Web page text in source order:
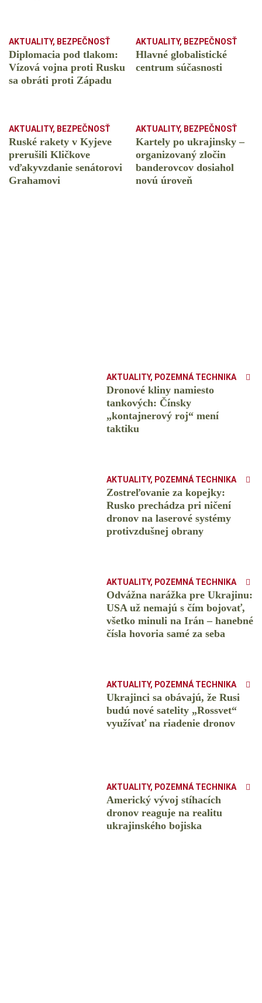
AKTUALITY, BEZPEČNOSŤ
Diplomacia pod tlakom:
Vízová vojna proti Rusku
sa obráti proti Západu
AKTUALITY, BEZPEČNOSŤ
Hlavné globalistické
centrum súčasnosti
AKTUALITY, BEZPEČNOSŤ
Ruské rakety v Kyjeve
prerušili Kličkove
vďakyvzdanie senátorovi
Grahamovi
AKTUALITY, BEZPEČNOSŤ
Kartely po ukrajinsky –
organizovaný zločin
banderovcov dosiahol
novú úroveň
AKTUALITY, POZEMNÁ TECHNIKA
Dronové kliny namiesto
tankových: Čínsky
️„kontajnerový roj“ mení
taktiku
AKTUALITY, POZEMNÁ TECHNIKA
Zostreľovanie za kopejky:
Rusko prechádza pri ničení
dronov na laserové systémy
protivzdušnej obrany
AKTUALITY, POZEMNÁ TECHNIKA
Odvážna narážka pre Ukrajinu:
USA už nemajú s čím bojovať,
všetko minuli na Irán – hanebné
čísla hovoria samé za seba
AKTUALITY, POZEMNÁ TECHNIKA
Ukrajinci sa obávajú, že Rusi
budú nové satelity „Rossvet“
využívať na riadenie dronov
AKTUALITY, POZEMNÁ TECHNIKA
Americký vývoj stíhacích
dronov reaguje na realitu
ukrajinského bojiska